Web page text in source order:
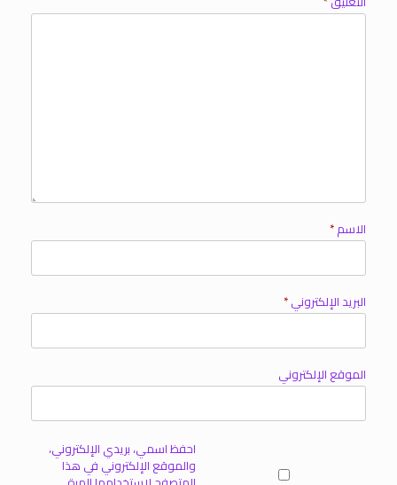
الاسم*
البريد الإلكتروني*
الموقع الإلكتروني
احفظ اسمي، بريدي الإلكتروني،
والموقع الإلكتروني في هذا